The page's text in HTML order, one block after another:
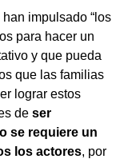
impulsado “los
para hacer un
y que pueda
que las familias
lograr estos
de ser
se requiere un
los actores, por